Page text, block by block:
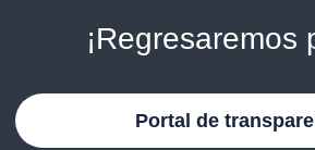
¡Regresaremos
Portal de